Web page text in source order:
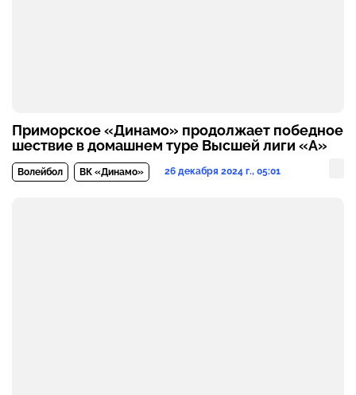
Приморское «Динамо» продолжает победное
шествие в домашнем туре Высшей лиги «А»
Волейбол ВК «Динамо» 26 декабря 2024 г., 05:01